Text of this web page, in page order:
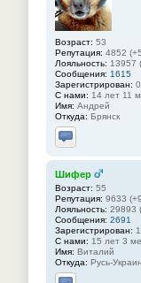
Возраст: 53
Репутация: 4852
Лояльность: 13957
Сообщения: 1615
Зарегистрирован:
С нами: 14 лет 11
Имя: Андрей
Откуда: Брянск
Отправить
Шифер
Возраст: 55
Репутация: 9633
Лояльность: 29893
Сообщения: 2691
Зарегистрирован:
С нами: 15 лет 3
Имя: Виталий
Откуда: Русь-